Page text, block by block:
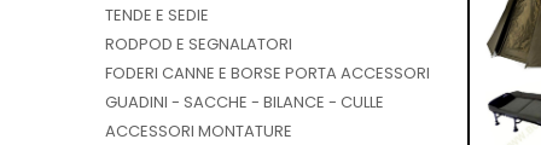
TENDE E SEDIE
RODPOD E SEGNALATORI
FODERI CANNE E BORSE PORTA ACCESSORI
GUADINI - SACCHE - BILANCE - CULLE
ACCESSORI MONTATURE